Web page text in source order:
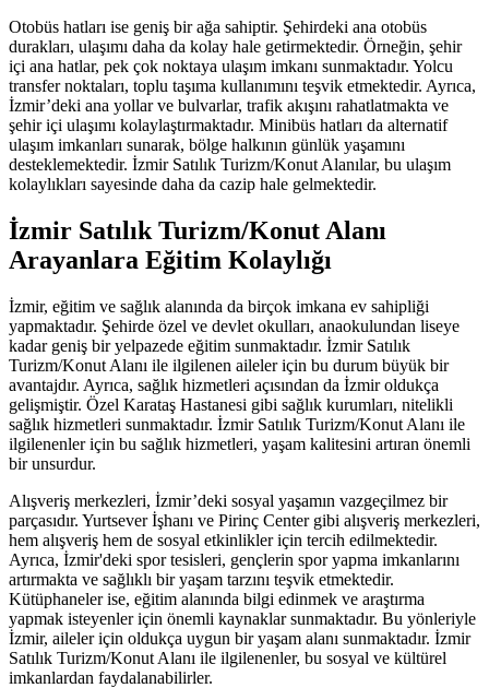
Otobüs hatları ise geniş bir ağa sahiptir. Şehirdeki ana otobüs
durakları, ulaşımı daha da kolay hale getirmektedir. Örneğin, şehir
içi ana hatlar, pek çok noktaya ulaşım imkanı sunmaktadır. Yolcu
transfer noktaları, toplu taşıma kullanımını teşvik etmektedir. Ayrıca,
İzmir’deki ana yollar ve bulvarlar, trafik akışını rahatlatmakta ve
şehir içi ulaşımı kolaylaştırmaktadır. Minibüs hatları da alternatif
ulaşım imkanları sunarak, bölge halkının günlük yaşamını
desteklemektedir. İzmir Satılık Turizm/Konut Alanılar, bu ulaşım
kolaylıkları sayesinde daha da cazip hale gelmektedir.
İzmir Satılık Turizm/Konut Alanı
Arayanlara Eğitim Kolaylığı
İzmir, eğitim ve sağlık alanında da birçok imkana ev sahipliği
yapmaktadır. Şehirde özel ve devlet okulları, anaokulundan liseye
kadar geniş bir yelpazede eğitim sunmaktadır. İzmir Satılık
Turizm/Konut Alanı ile ilgilenen aileler için bu durum büyük bir
avantajdır. Ayrıca, sağlık hizmetleri açısından da İzmir oldukça
gelişmiştir. Özel Karataş Hastanesi gibi sağlık kurumları, nitelikli
sağlık hizmetleri sunmaktadır. İzmir Satılık Turizm/Konut Alanı ile
ilgilenenler için bu sağlık hizmetleri, yaşam kalitesini artıran önemli
bir unsurdur.
Alışveriş merkezleri, İzmir’deki sosyal yaşamın vazgeçilmez bir
parçasıdır. Yurtsever İşhanı ve Pirinç Center gibi alışveriş merkezleri,
hem alışveriş hem de sosyal etkinlikler için tercih edilmektedir.
Ayrıca, İzmir'deki spor tesisleri, gençlerin spor yapma imkanlarını
artırmakta ve sağlıklı bir yaşam tarzını teşvik etmektedir.
Kütüphaneler ise, eğitim alanında bilgi edinmek ve araştırma
yapmak isteyenler için önemli kaynaklar sunmaktadır. Bu yönleriyle
İzmir, aileler için oldukça uygun bir yaşam alanı sunmaktadır. İzmir
Satılık Turizm/Konut Alanı ile ilgilenenler, bu sosyal ve kültürel
imkanlardan faydalanabilirler.